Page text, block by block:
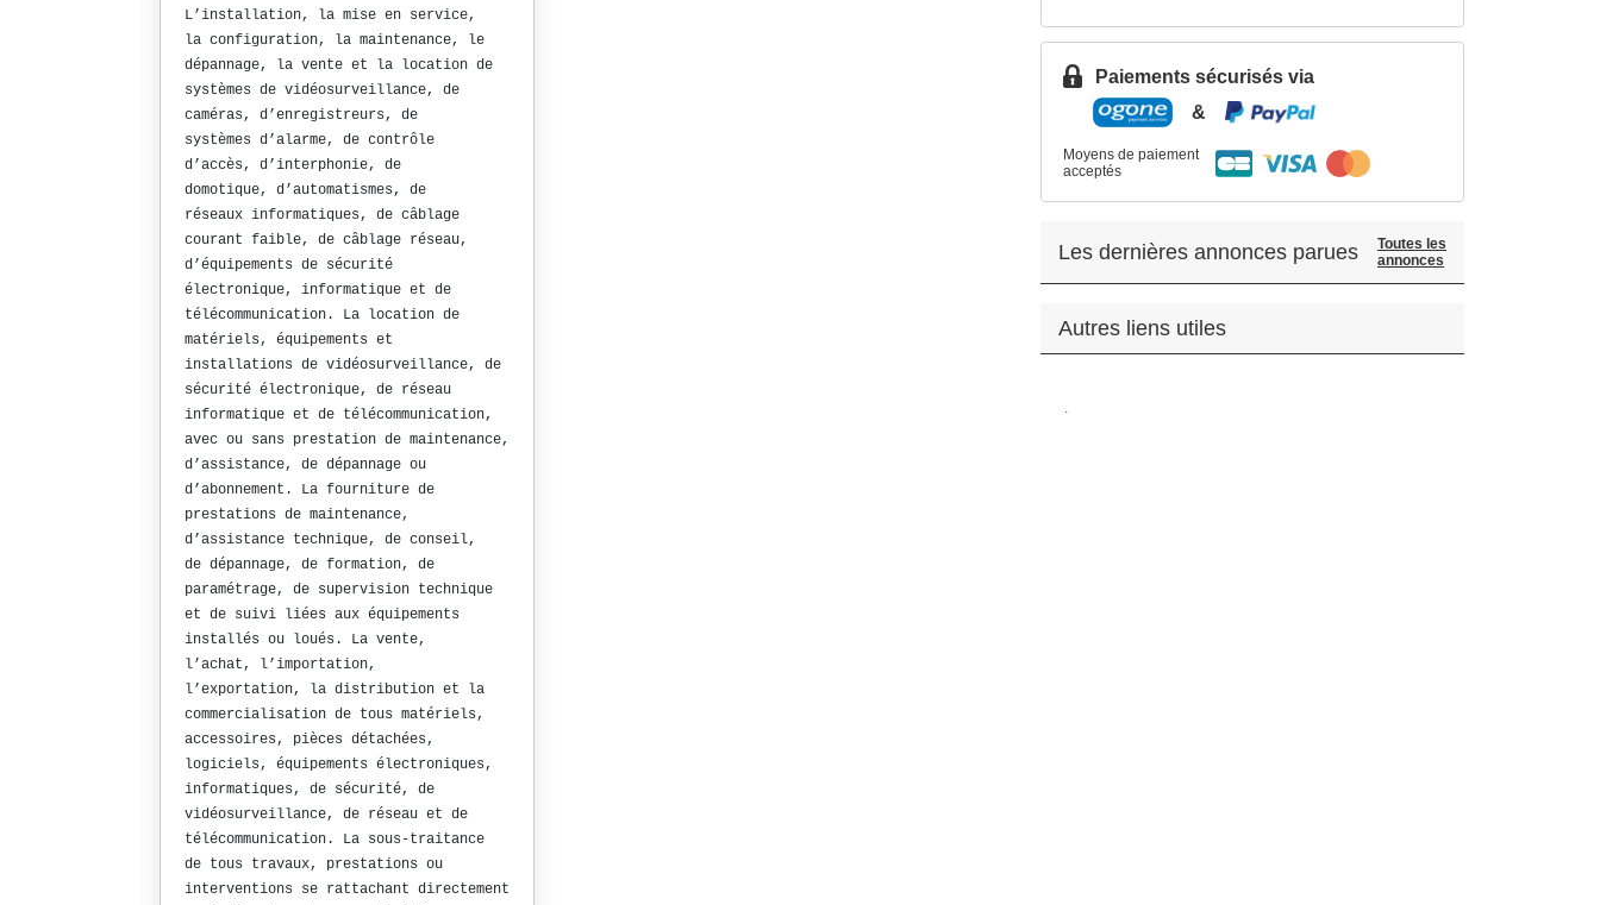
L’installation, la mise en service,
la configuration, la maintenance, le
dépannage, la vente et la location de
systèmes de vidéosurveillance, de
caméras, d’enregistreurs, de
systèmes d’alarme, de contrôle
d’accès, d’interphonie, de
domotique, d’automatismes, de
réseaux informatiques, de câblage
courant faible, de câblage réseau,
d’équipements de sécurité
électronique, informatique et de
télécommunication. La location de
matériels, équipements et
installations de vidéosurveillance, de
sécurité électronique, de réseau
informatique et de télécommunication,
avec ou sans prestation de maintenance,
d’assistance, de dépannage ou
d’abonnement. La fourniture de
prestations de maintenance,
d’assistance technique, de conseil,
de dépannage, de formation, de
paramétrage, de supervision technique
et de suivi liées aux équipements
installés ou loués. La vente,
l’achat, l’importation,
l’exportation, la distribution et la
commercialisation de tous matériels,
accessoires, pièces détachées,
logiciels, équipements électroniques,
informatiques, de sécurité, de
vidéosurveillance, de réseau et de
télécommunication. La sous-traitance
de tous travaux, prestations ou
interventions se rattachant directement
Paiements sécurisés via
&
Moyens de paiement
acceptés
Les dernières annonces parues
Toutes les
annonces
Autres liens utiles
.